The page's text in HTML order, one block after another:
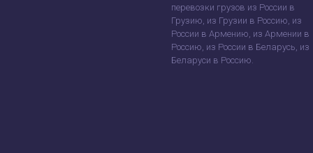
перевозки грузов из России в
Грузию, из Грузии в Россию, из
России в Армению, из Армении в
Россию, из России в Беларусь, из
Беларуси в Россию.